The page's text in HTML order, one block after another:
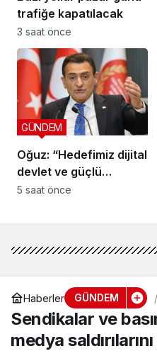
trafiğe kapatılacak
3 saat önce
Oğuz: “Hedefimiz dijital
devlet ve güçlü
kurumlar”
GÜNDEM
5 saat önce
Haberler GÜNDEM
Sendikalar ve
medya